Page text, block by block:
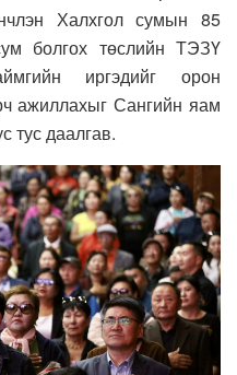
Халхгол сумын 85
болгох төслийн ТЭЗҮ
иргэдийг орон
ажиллахыг Сангийн яам
тус даалгав.